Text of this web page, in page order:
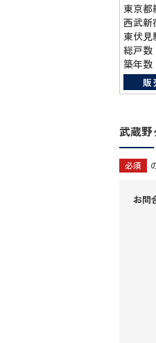
東京都
西武新
東伏見
総戸
築年数
販
武蔵野
必須
お問